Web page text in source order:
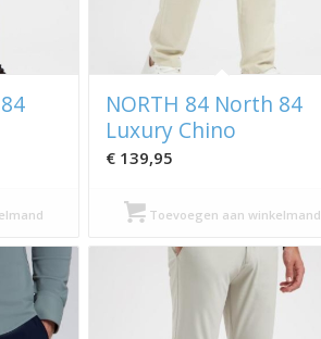
NORTH 84 North 84
Luxury Chino
€139,95
Toevoegen aan winkelmand